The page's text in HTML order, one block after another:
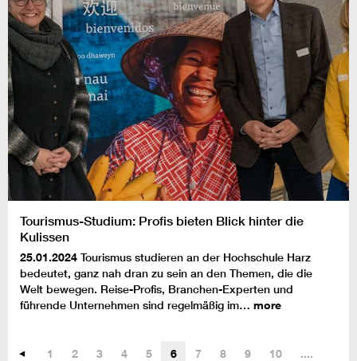
Tourismus-Studium: Profis bieten Blick hinter die
Kulissen
25.01.2024 Tourismus studieren an der Hochschule Harz
bedeutet, ganz nah dran zu sein an den Themen, die die
Welt bewegen. Reise-Profis, Branchen-Experten und
führende Unternehmen sind regelmäßig im… more
1 2 3 4 5 6 7 8 9 10 ....